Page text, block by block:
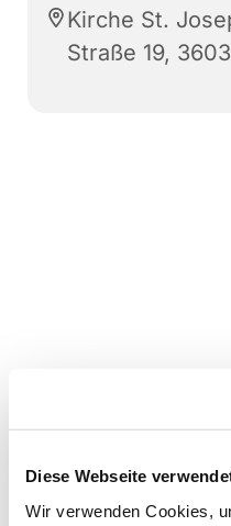
Diese Webseite
Wir verwenden Cookies,
Kirche St.
Straße 19,